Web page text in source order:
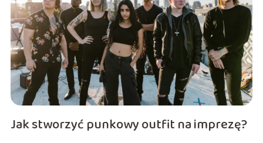
Jak stworzyć punkowy outfit na imprezę?